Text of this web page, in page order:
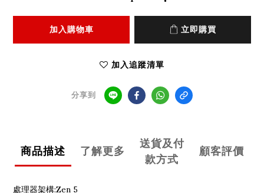
加入購物車 立即購買
加入追蹤清單
分享到
商品描述 了解更多
送貨及付
款方式
顧客評價
處理器架構:Zen 5